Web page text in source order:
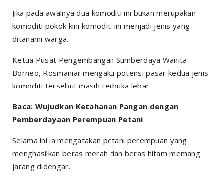
Jika pada awalnya dua komoditi ini bukan merupakan
komoditi pokok kini komoditi ini menjadi jenis yang
ditanami warga.
Ketua Pusat Pengembangan Sumberdaya Wanita
Borneo, Rosmaniar mengaku potensi pasar kedua jenis
komoditi tersebut masih terbuka lebar.
Baca: Wujudkan Ketahanan Pangan dengan
Pemberdayaan Perempuan Petani
Selama ini ia mengatakan petani perempuan yang
menghasilkan beras merah dan beras hitam memang
jarang didengar.